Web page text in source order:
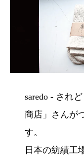
saredo - され
商店」さんが
す。
日本の紡績工